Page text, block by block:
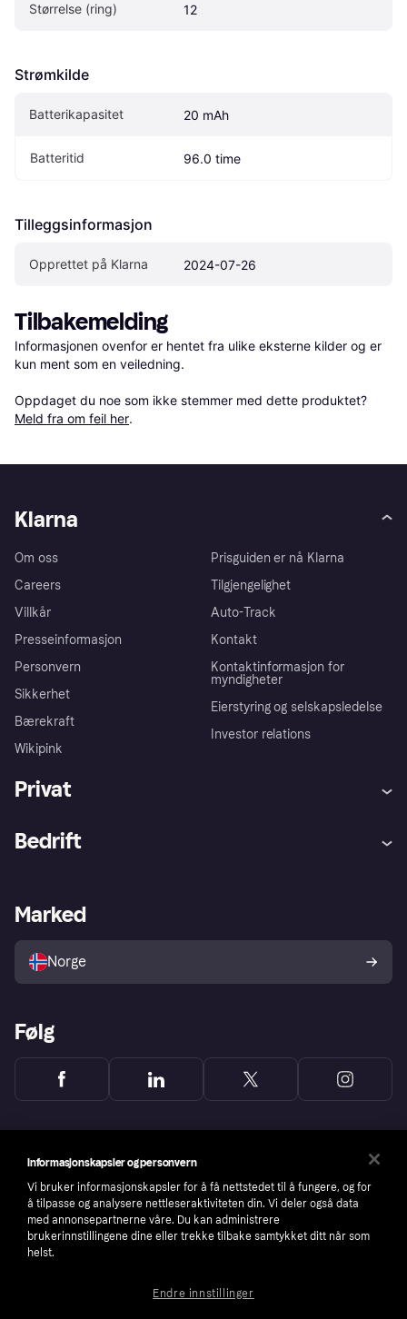
Størrelse (ring) 12
Strømkilde
Batterikapasitet 20 mAh
Batteritid 96.0 time
Tilleggsinformasjon
Opprettet på Klarna 2024-07-26
Tilbakemelding
Informasjonen ovenfor er hentet fra ulike eksterne kilder og er
kun ment som en veiledning.
Oppdaget du noe som ikke stemmer med dette produktet?
Meld fra om feil her.
Klarna
Om oss
Careers
Villkår
Presseinformasjon
Personvern
Sikkerhet
Bærekraft
Wikipink
Prisguiden er nå Klarna
Tilgjengelighet
Auto-Track
Kontakt
Kontaktinformasjon for
myndigheter
Eierstyring og selskapsledelse
Investor relations
Privat
Utforsk butikker
Bedrift
Merchant portal
Marked
Norge
Følg
Informasjonskapsler og personvern
Vi bruker informasjonskapsler for å få nettstedet til å fungere, og for
å tilpasse og analysere nettleseraktiviteten din. Vi deler også data
med annonsepartnerne våre. Du kan administrere
brukerinnstillingene dine eller trekke tilbake samtykket ditt når som
helst.
Endre innstillinger